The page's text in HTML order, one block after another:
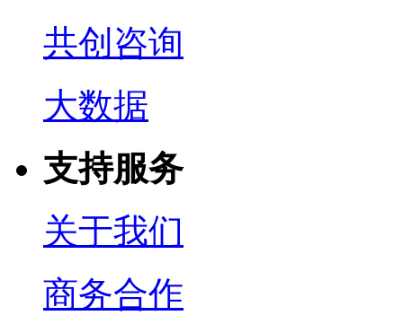
共创咨询
大数据
支持服务
关于我们
商务合作